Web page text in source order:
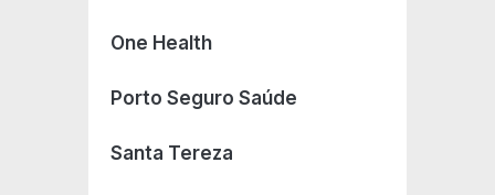
One Health
Porto Seguro Saúde
Santa Tereza